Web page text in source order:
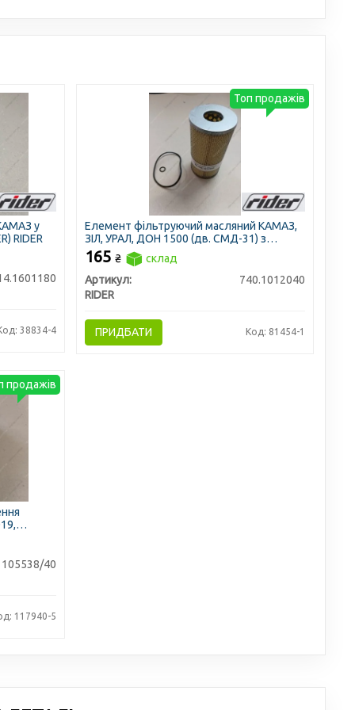
у
RIDER
38834-4
Елемент фільтруючий масляний КАМАЗ,
ЗІЛ, УРАЛ, ДОН 1500 (дв. СМД-31) з
ремкомплектом (RIDER)
165₴
склад
Артикул:
740.1012040
RIDER
ПРИДБАТИ Код: 81454-1
Топ продажів
40
117940-5
продажів